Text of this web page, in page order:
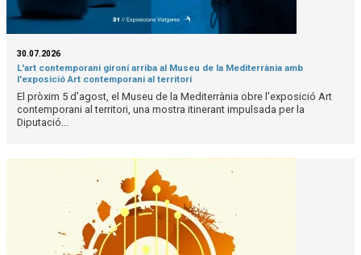
30.07.2026
L'art contemporani gironí arriba al Museu de la Mediterrània amb
l'exposició Art contemporani al territori
El pròxim 5 d'agost, el Museu de la Mediterrània obre l'exposició Art
contemporani al territori, una mostra itinerant impulsada per la
Diputació...